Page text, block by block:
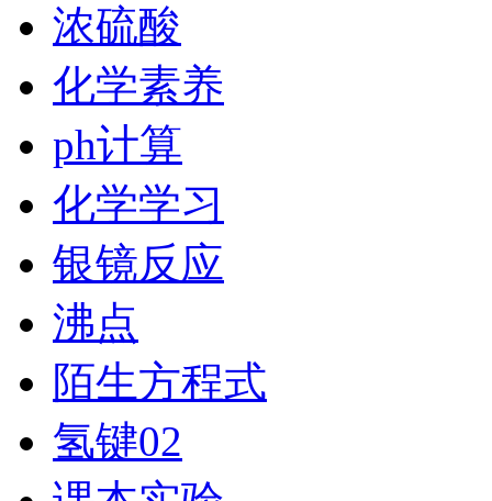
浓硫酸
化学素养
ph计算
化学学习
银镜反应
沸点
陌生方程式
氢键02